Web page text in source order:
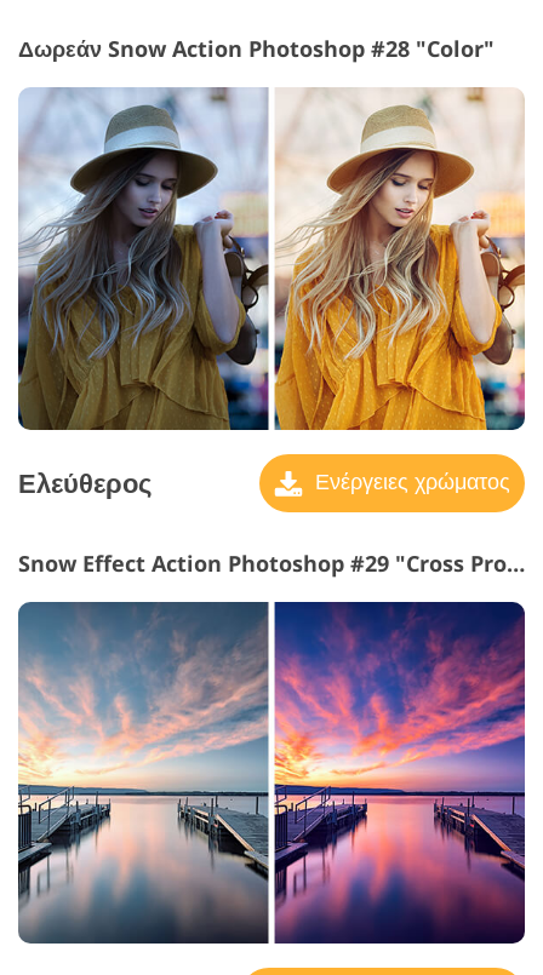
Δωρεάν Snow Action Photoshop #28 "Color"
Ελεύθερος Ενέργειες χρώματος
Snow Effect Action Photoshop #29 "Cross Process"